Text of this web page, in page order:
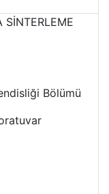
SİNTERLEME
Bölümü